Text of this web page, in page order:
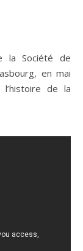
la Société de
en mai
de la